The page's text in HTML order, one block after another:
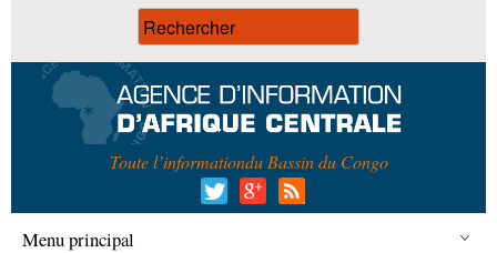
Toute l’informationdu Bassin du Congo
Menu principal